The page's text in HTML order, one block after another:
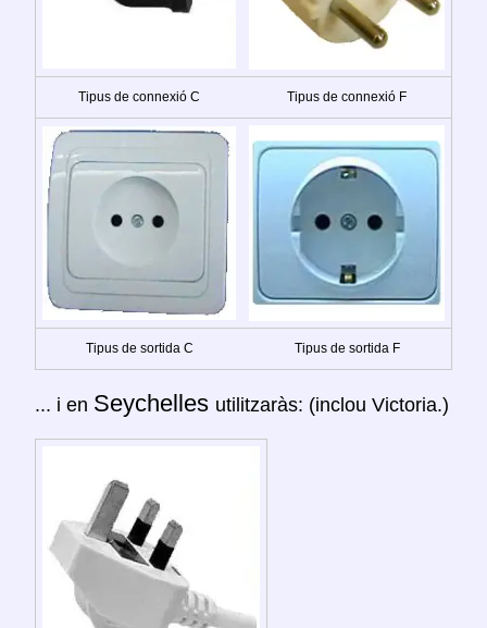
Tipus de connexió C Tipus de connexió F
Tipus de sortida C Tipus de sortida F
... i en Seychelles utilitzaràs: (inclou Victoria.)